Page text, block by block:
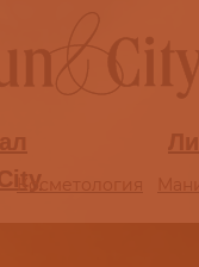
Косметология
Косметология